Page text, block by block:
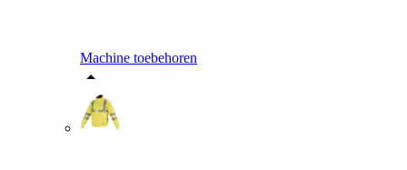
Machine toebehoren